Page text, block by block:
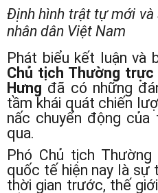
Định hình trật tự mới
nhân dân Việt Nam
Phát biểu kết luận và
Chủ tịch Thường
Hưng đã có những
tầm khái quát chiến
nấc chuyển động
qua.
Phó Chủ tịch
quốc tế hiện nay là sự
thời gian trước, thế